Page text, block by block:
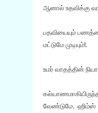
ஆனால் உதவிக்கு
பதவியையும்
மட்டுமே முடியும்!.
உமர் வாதத்தின்
வேண்டுமே. ஹிம்ஸ்